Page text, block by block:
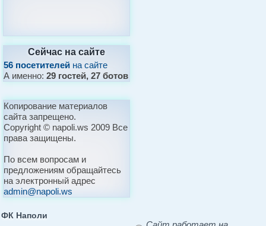
Сейчас на сайте
56 посетителей на сайте
А именно:29 гостей, 27 ботов
Копирование материалов
сайта запрещено.
Copyright © napoli.ws 2009 Все
права защищены.
По всем вопросам и
предложениям обращайтесь
на электронный адрес
admin@napoli.ws
ФК Наполи